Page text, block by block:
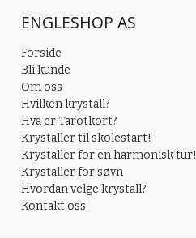
ENGLESHOP AS
Forside
Bli kunde
Om oss
Hvilken krystall?
Hva er Tarotkort?
Krystaller til skolestart!
Krystaller for en harmonisk tur!
Krystaller for søvn
Hvordan velge krystall?
Kontakt oss